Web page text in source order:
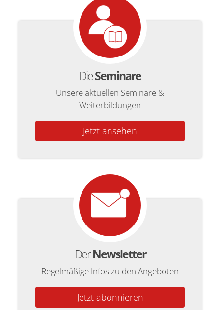
DieSeminare
Unsere aktuellen Seminare &
Weiterbildungen
Jetzt ansehen
DerNewsletter
Regelmäßige Infos zu den Angeboten
Jetzt abonnieren